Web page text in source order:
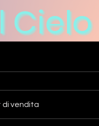
di vendita